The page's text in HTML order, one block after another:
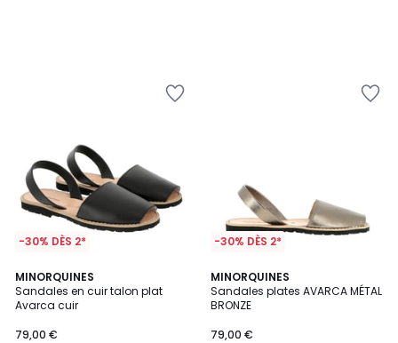
-30% DÈS 2*
MINORQUINES
Sandales en cuir talon plat
Avarca cuir
79,00 €
4,5
/ 5
-30% DÈS 2*
MINORQUINES
Sandales plates AVARCA MÉTAL
BRONZE
79,00 €
5
/
5